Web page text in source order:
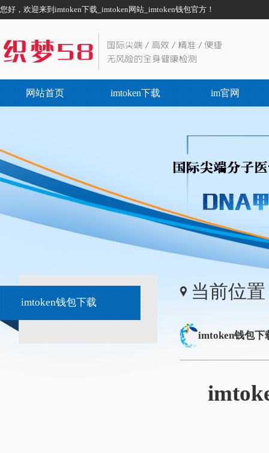
您好，欢迎来到imtoken下载_imtoken网站_imtoken钱包官方！
网站首页 imtoken下载 im官网
imtoken钱包下载
当前位
imtoken钱包下